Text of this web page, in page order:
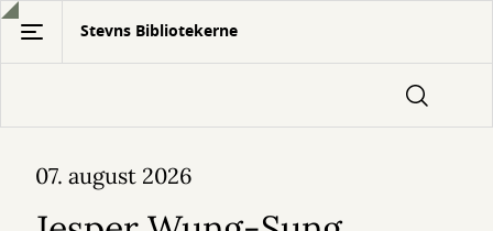
Gå
hovedindhold
Stevns Bibliotekerne
07. august 2026